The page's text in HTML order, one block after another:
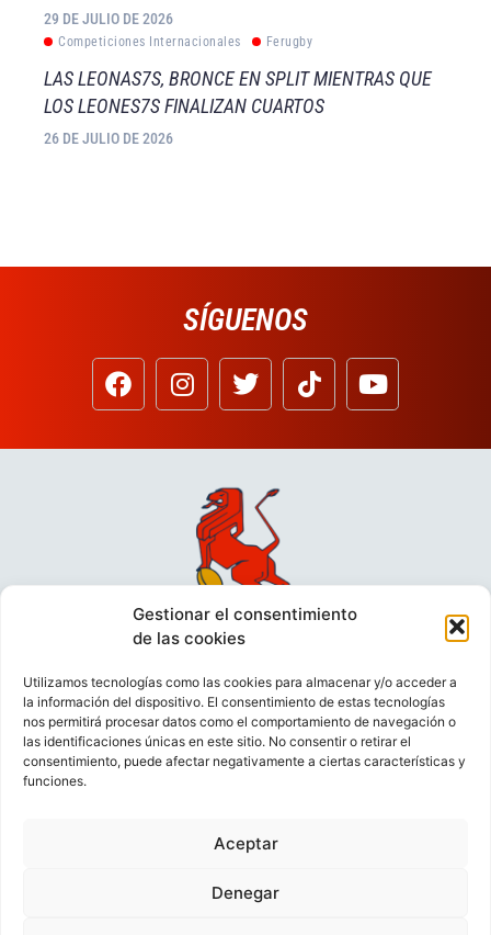
Gestionar el consentimiento
de las cookies
Utilizamos tecnologías como las cookies para almacenar y/o acceder a
la información del dispositivo. El consentimiento de estas tecnologías
nos permitirá procesar datos como el comportamiento de navegación o
las identificaciones únicas en este sitio. No consentir o retirar el
consentimiento, puede afectar negativamente a ciertas características y
funciones.
Aceptar
Denegar
29 DE JULIO DE 2026
Competiciones Internacionales Ferugby
LAS LEONAS7S, BRONCE EN SPLIT MIENTRAS QUE
LOS LEONES7S FINALIZAN CUARTOS
26 DE JULIO DE 2026
SÍGUENOS
VIDEOCONFERENCIAS
POLÍTICA DE PRIVACIDAD
CONTACTO